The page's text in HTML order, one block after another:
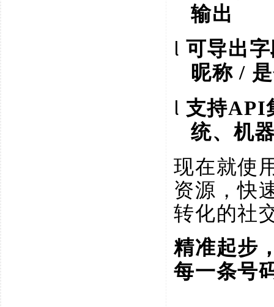
输出
l 可导出
昵称 /
l 支持API
统、机
现在就使
资源，快
转化的社
精准起步
每一条号